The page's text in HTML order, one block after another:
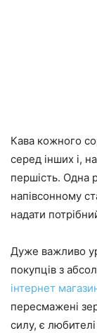
Кава кожного
серед інших і,
першість. Одна
напівсонному
надати
Дуже важливо
покупців з
інтернет
пересмажені
силу, є